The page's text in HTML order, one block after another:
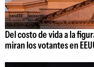
Del costo de vida a la
miran los votantes en